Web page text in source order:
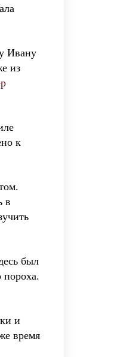
Ивану
из
к
в
был
пороха.
и
время